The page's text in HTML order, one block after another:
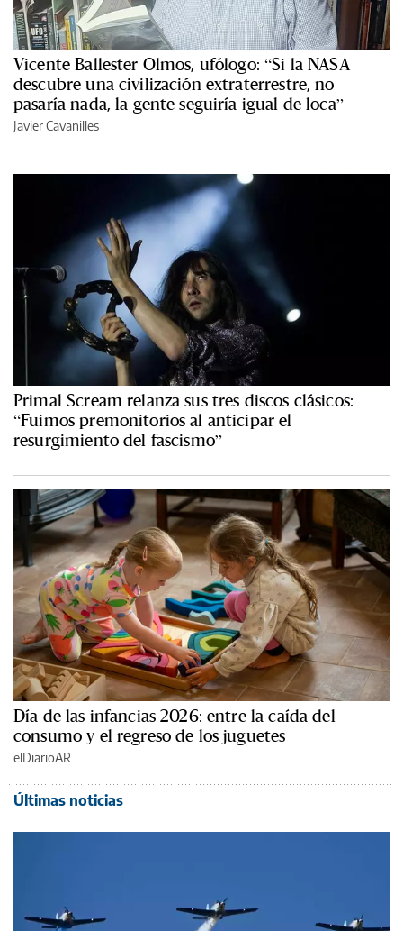
Vicente Ballester Olmos, ufólogo: “Si la NASA
descubre una civilización extraterrestre, no
pasaría nada, la gente seguiría igual de loca”
Javier Cavanilles
Primal Scream relanza sus tres discos clásicos:
“Fuimos premonitorios al anticipar el
resurgimiento del fascismo”
Día de las infancias 2026: entre la caída del
consumo y el regreso de los juguetes
elDiarioAR
Últimas noticias